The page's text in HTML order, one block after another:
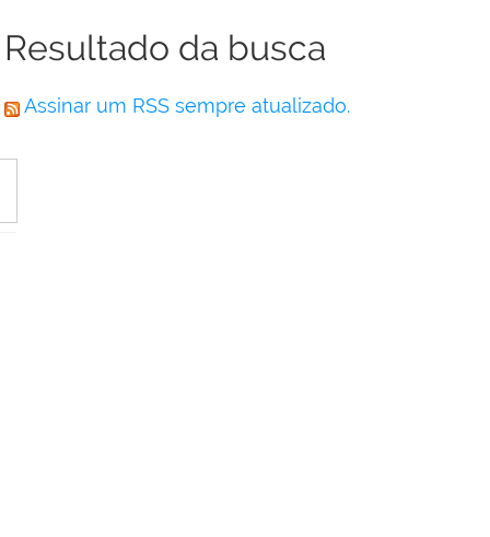
Resultado da busca
Assinar um RSS sempre atualizado.